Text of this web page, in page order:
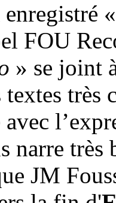
enregistré
FOU
» se joint
très
narre très
JM